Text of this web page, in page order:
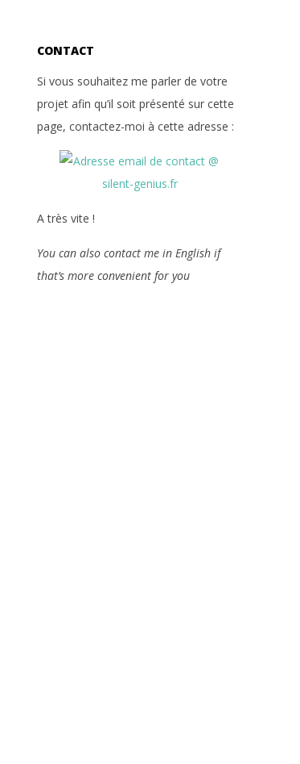
CONTACT
Si vous souhaitez me parler de votre
projet afin qu’il soit présenté sur cette
page, contactez-moi à cette adresse :
A très vite !
You can also contact me in English if
that’s more convenient for you